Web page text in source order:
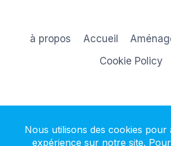
à propos Accueil
Cookie Policy
S'inscrire à la newsletter